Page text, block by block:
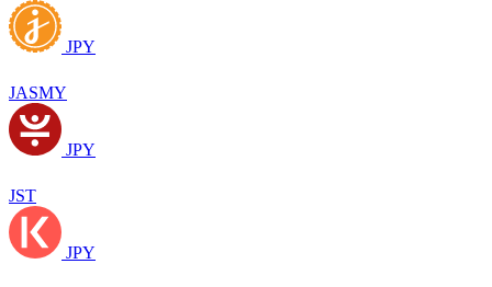
JPY
JASMY
JPY
JST
JPY